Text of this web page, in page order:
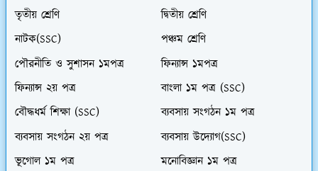
তৃতীয় শ্রেণি
দ্বিতীয় শ্রেণি
নাটক(SSC)
পঞ্চম শ্রেণি
পৌরনীতি ও সুশাসন ১মপত্র
ফিন্যান্স ১মপত্র
ফিন্যান্স ২য় পত্র
বাংলা ১ম পত্র (SSC)
বৌদ্ধধর্ম শিক্ষা (SSC)
ব্যবসায় সংগঠন ১ম পত্র
ব্যবসায় সংগঠন ২য় পত্র
ব্যবসায় উদ্যোগ(SSC)
ভূগোল ১ম পত্র
মনোবিজ্ঞান ১ম পত্র